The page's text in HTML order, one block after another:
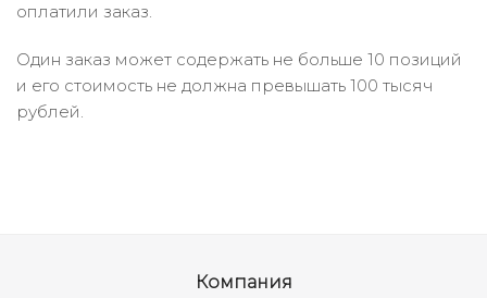
оплатили заказ.
Один заказ может содержать не больше 10 позиций
и его стоимость не должна превышать 100 тысяч
рублей.
Компания